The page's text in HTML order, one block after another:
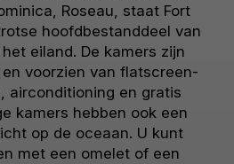
Roseau, staat Fort
hoofdbestanddeel van
eiland. De kamers zijn
voorzien van flatscreen-
airconditioning en gratis
kamers hebben ook een
op de oceaan. U kunt
met een omelet of een